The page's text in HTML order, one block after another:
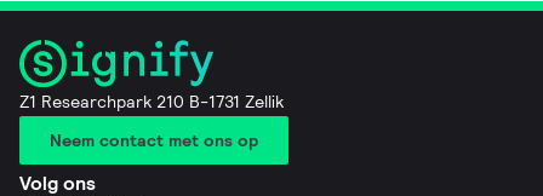
Z1 Researchpark 210 B-1731 Zellik
Neem contact met ons op
Volg ons